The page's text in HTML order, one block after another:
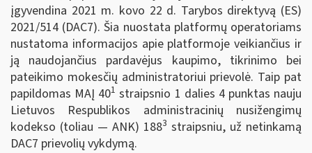
įgyvendina 2021 m. kovo 22 d. Tarybos direktyvą (ES)
2021/514 (DAC7). Šia nuostata platformų operatoriams
nustatoma informacijos apie platformoje veikiančius ir
ją naudojančius pardavėjus kaupimo, tikrinimo bei
pateikimo mokesčių administratoriui prievolė. Taip pat
papildomas MAĮ 401 straipsnio 1 dalies 4 punktas nauju
Lietuvos Respublikos administracinių nusižengimų
kodekso (toliau — ANK) 1883 straipsniu, už netinkamą
DAC7 prievolių vykdymą.